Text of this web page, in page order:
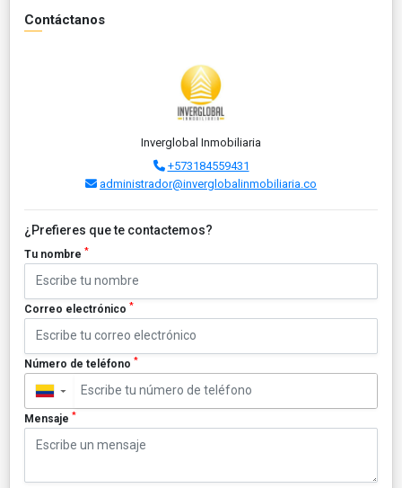
Contáctanos
Inverglobal Inmobiliaria
+573184559431
administrador@inverglobalinmobiliaria.co
¿Prefieres que te contactemos?
Tu nombre *
Correo electrónico *
Número de teléfono *
▼
Mensaje *